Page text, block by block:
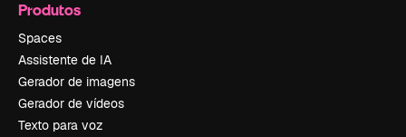
Produtos
Spaces
Assistente de IA
Gerador de imagens
Gerador de vídeos
Texto para voz